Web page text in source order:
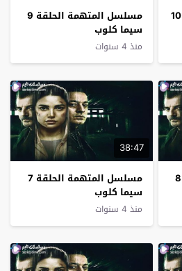
مسلسل المتهمة الحلقة 10
مسلسل المتهمة الحلقة 9
سيما كلوب
منذ 4 سنوات
مسلسل المتهمة الحلقة 8
38:47
مسلسل المتهمة الحلقة 7
سيما كلوب
منذ 4 سنوات